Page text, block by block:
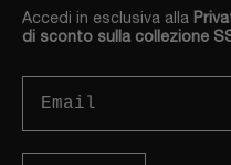
Accedi in esclusiva alla
di sconto sulla collezione